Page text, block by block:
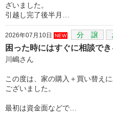
ざいました。
引越し完了後半月…
2026年07月10日 NEW 分 譲
困った時にはすぐに相談で
川嶋さん
この度は、家の購入＋買い替え
ございました。
最初は資金面などで…